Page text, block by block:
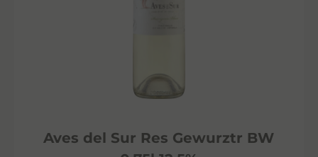
Aves del Sur Res Gewurztr BW